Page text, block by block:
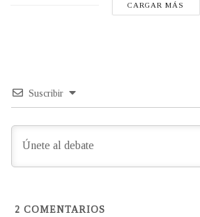
CARGAR MÁS
Suscribir
2 COMENTARIOS